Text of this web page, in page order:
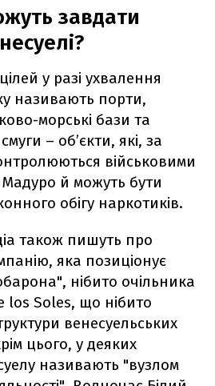
завдати
у разі ухвалення
називають порти,
морські бази та
– об’єкти, які, за
військовими
й можуть бути
обігу наркотиків.
також пишуть про
яка позиціонує
нібито очільника
los Soles, що нібито
венесуельських
цього, у деяких
називають "вузлом